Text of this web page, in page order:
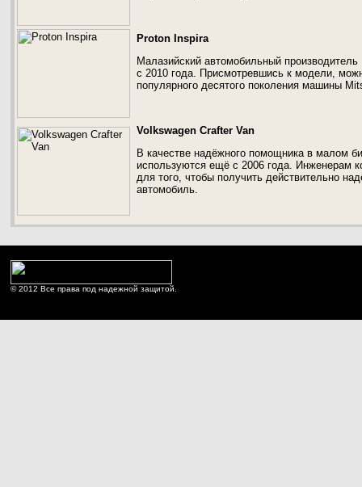
Proton Inspira
Малазийский автомобильный
с 2010 года. Присмотревшись к модели,
популярного десятого поколения машины
Volkswagen Crafter Van
В качестве надёжного помощника в малом
используются ещё с 2006 года. Инженерам
для того, чтобы получить действительно
автомобиль.
© 2012 Все права под надежной защитой.